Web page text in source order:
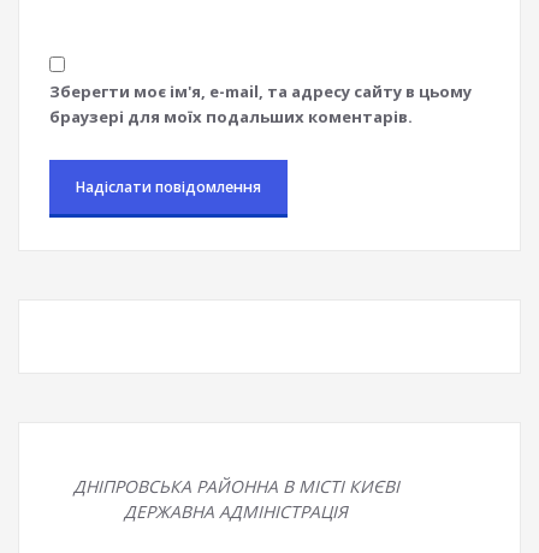
Зберегти моє ім'я, e-mail, та адресу сайту в цьому
браузері для моїх подальших коментарів.
ДНІПРОВСЬКА РАЙОННА В МІСТІ КИЄВІ
ДЕРЖАВНА АДМІНІСТРАЦІЯ